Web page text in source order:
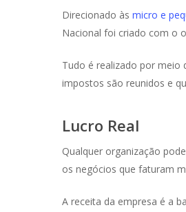
Direcionado às micro e
Nacional foi criado com o
Tudo é realizado por meio
impostos são reunidos e
Lucro Real
Qualquer organização
os negócios que faturam
A receita da empresa é a